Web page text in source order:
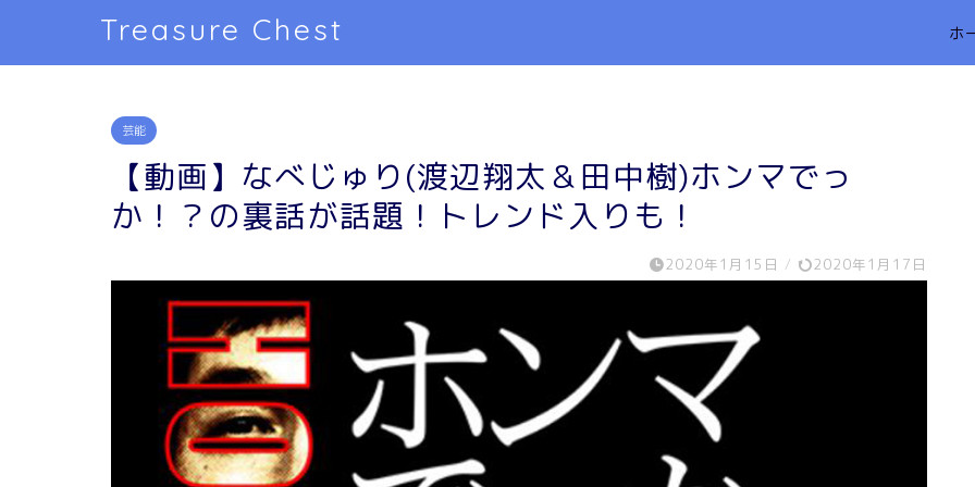
Treasure Chest ホ
芸能
【動画】なべじゅり(渡辺翔太＆田中樹)ホンマでっ
か！？の裏話が話題！トレンド入りも！
2020年1月15日 / 2020年1月17日